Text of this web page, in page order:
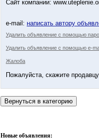
Сайт компании:
e-mail: написать автору
Удалить объявление с помощью
Удалить объявление с помощью e-
Жалоба
Пожалуйста, скажите
Новые объявления: